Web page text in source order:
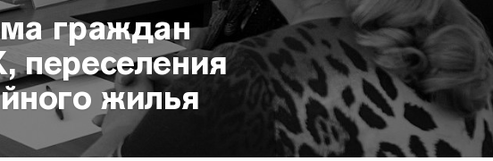
граждан
переселения
жилья